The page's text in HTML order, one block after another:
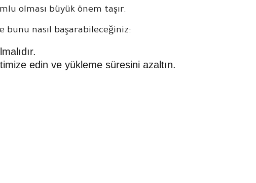
olması büyük önem taşır.
nasıl başarabileceğiniz:
edin ve yükleme süresini azaltın.